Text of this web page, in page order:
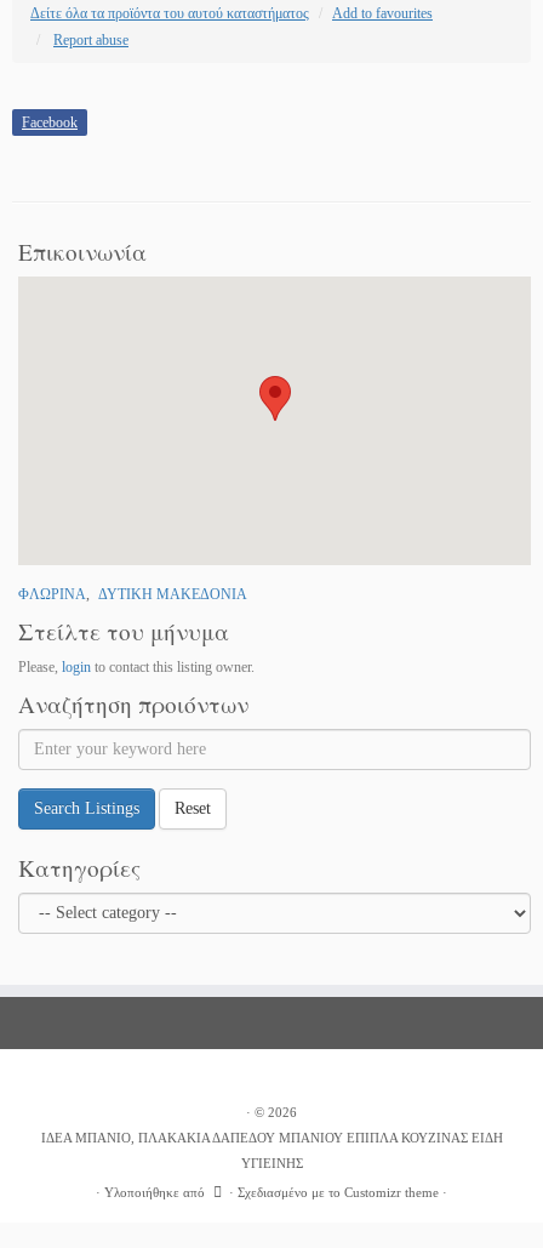
Δείτε όλα τα προϊόντα του αυτού καταστήματος
Add to favourites
Report abuse
Facebook
Επικοινωνία
ΦΛΩΡΙΝΑ, ΔΥΤΙΚΗ ΜΑΚΕΔΟΝΙΑ
Στείλτε του μήνυμα
Please, login to contact this listing owner.
Αναζήτηση προιόντων
Search Listings Reset
Κατηγορίες
· © 2026
ΙΔΕΑ ΜΠΑΝΙΟ, ΠΛΑΚΑΚΙΑ ΔΑΠΕΔΟΥ ΜΠΑΝΙΟΥ ΕΠΙΠΛΑ ΚΟΥΖΙΝΑΣ ΕΙΔΗ
ΥΓΙΕΙΝΗΣ
· Υλοποιήθηκε από · Σχεδιασμένο με το Customizr theme ·